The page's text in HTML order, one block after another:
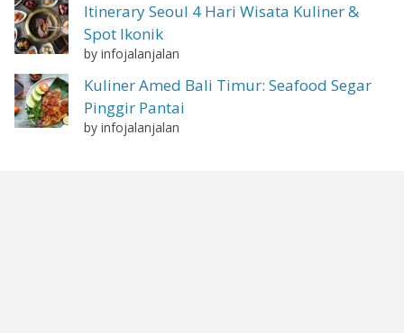
Itinerary Seoul 4 Hari Wisata Kuliner &
Spot Ikonik
by infojalanjalan
Kuliner Amed Bali Timur: Seafood Segar
Pinggir Pantai
by infojalanjalan